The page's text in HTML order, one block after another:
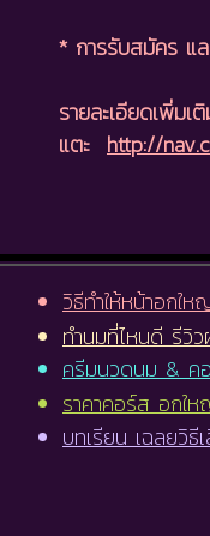
* การรับสมัคร แ
รายละเอียดเพิ่ม
แตะ http://
วิธีทำให้หน้าอกใ
ทำนมที่ไหนดี รีวิ
ครีมนวดนม & ค
ราคาคอร์ส อกใ
บทเรียน เฉลยวิธี